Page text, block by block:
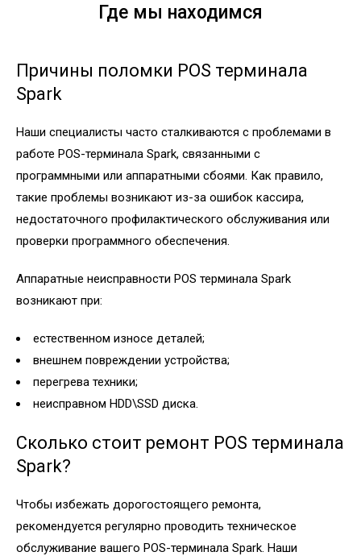
Где мы находимся
Причины поломки POS терминала
Spark
Наши специалисты часто сталкиваются с проблемами в
работе POS-терминала Spark, связанными с
программными или аппаратными сбоями. Как правило,
такие проблемы возникают из-за ошибок кассира,
недостаточного профилактического обслуживания или
проверки программного обеспечения.
Аппаратные неисправности POS терминала Spark
возникают при:
естественном износе деталей;
внешнем повреждении устройства;
перегрева техники;
неисправном HDD\SSD диска.
Сколько стоит ремонт POS терминала
Spark?
Чтобы избежать дорогостоящего ремонта,
рекомендуется регулярно проводить техническое
обслуживание вашего POS-терминала Spark. Наши